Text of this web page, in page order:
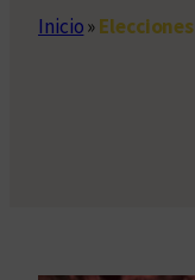
Inicio»Elecciones